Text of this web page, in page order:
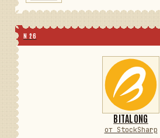
N 26
BITALONG
от StockSharp